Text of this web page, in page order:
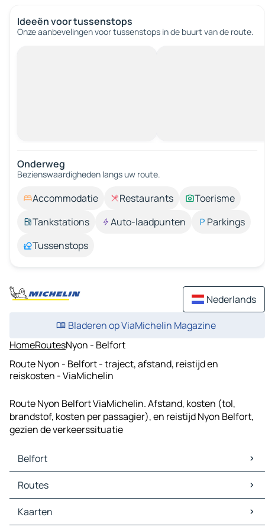
Ideeën voor tussenstops
Onze aanbevelingen voor tussenstops in de buurt van de route.
Onderweg
Bezienswaardigheden langs uw route.
Accommodatie Restaurants
Toerisme
Tankstations
Auto-laadpunten
Parkings
Tussenstops
Nederlands
Bladeren op ViaMichelin Magazine
HomeRoutesNyon - Belfort
Route Nyon - Belfort - traject, afstand, reistijd en
reiskosten - ViaMichelin
Route Nyon Belfort ViaMichelin. Afstand, kosten (tol,
brandstof, kosten per passagier), en reistijd Nyon Belfort,
gezien de verkeerssituatie
Belfort
Belfort Kaarten
Belfort Verkeer
Belfort Hotels
Belfort Restaurants
Routes
Routes Belfort - Saint-Maurice-sur-Moselle
Routes Belfort - Porrentruy
Kaarten